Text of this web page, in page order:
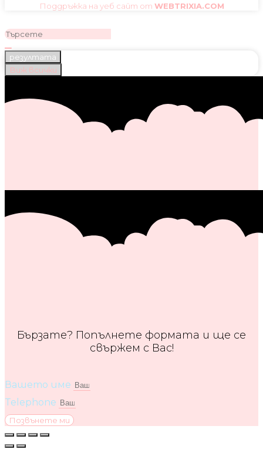
Поддръжка на уеб сайт от WEBTRIXIA.COM
резултата
Виж всички
Бързате? Попълнете формата и ще се
свържем с Вас!
Вашето име
Telephone
Позвънете ми